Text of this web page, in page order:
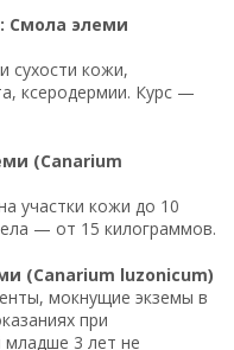
Смола элеми
сухости кожи,
ксеродермии. Курс —
(Canarium
участки кожи до 10
— от 15 килограммов.
(Canarium luzonicum)
мокнущие экземы в
при
младше 3 лет не